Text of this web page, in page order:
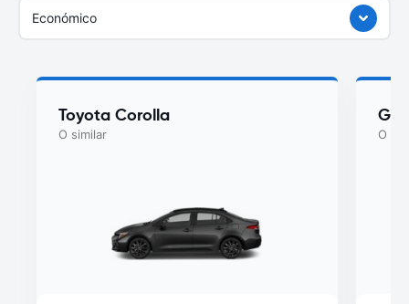
Económico
Toyota Corolla
O similar O